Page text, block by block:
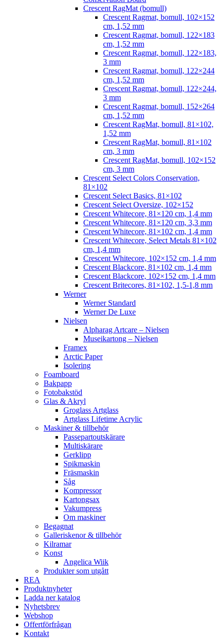
Crescent RagMat (bomull)
Crescent Ragmat, bomull, 102×152
cm, 1,52 mm
Crescent Ragmat, bomull, 122×183
cm, 1,52 mm
Crescent Ragmat, bomull, 122×183,
3 mm
Crescent Ragmat, bomull, 122×244
cm, 1,52 mm
Crescent Ragmat, bomull, 122×244,
3 mm
Crescent Ragmat, bomull, 152×264
cm, 1,52 mm
Crescent RagMat, bomull, 81×102,
1,52 mm
Crescent RagMat, bomull, 81×102
cm, 3 mm
Crescent RagMat, bomull, 102×152
cm, 3 mm
Crescent Select Colors Conservation,
81×102
Crescent Select Basics, 81×102
Crescent Select Oversize, 102×152
Crescent Whitecore, 81×120 cm, 1,4 mm
Crescent Whitecore, 81×120 cm, 3,3 mm
Crescent Whitecore, 81×102 cm, 1,4 mm
Crescent Whitecore, Select Metals 81×102
cm, 1,4 mm
Crescent Whitecore, 102×152 cm, 1,4 mm
Crescent Blackcore, 81×102 cm, 1,4 mm
Crescent Blackcore, 102×152 cm, 1,4 mm
Crescent Britecores, 81×102, 1,5-1,8 mm
Werner
Werner Standard
Werner De Luxe
Nielsen
Alpharag Artcare – Nielsen
Museikartong – Nielsen
Framex
Arctic Paper
Isolering
Foamboard
Bakpapp
Fotobakstöd
Glas & Akryl
Groglass Artglass
Artglass Lifetime Acrylic
Maskiner & tillbehör
Passepartoutskärare
Multiskärare
Gerklipp
Spikmaskin
Fräsmaskin
Såg
Kompressor
Kartongsax
Vakumpress
Om maskiner
Begagnat
Galleriskenor & tillbehör
Kilramar
Konst
Angelica Wiik
Produkter som utgått
REA
Produktnyheter
Ladda ner katalog
Nyhetsbrev
Webshop
Offertförfrågan
Kontakt